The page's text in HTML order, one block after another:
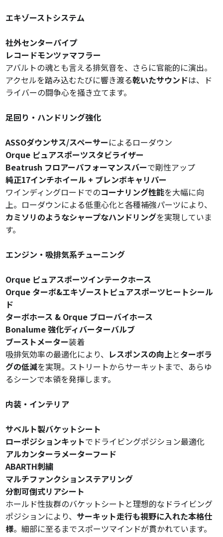
エキゾーストシステム
社外センターパイプ
レコードモンツァマフラー
アバルトの魂とも言える排気音を、さらに官能的に演出。
アクセルを踏み込むたびに響き渡る乾いたサウンドは、ド
ライバーの闘争心を掻き立てます。
足回り・ハンドリング強化
ASSOダウンサス/スペーサーによるローダウン
Orque ピュアスポーツスタビライザー
Beatrush フロアーパフォーマンスバーで剛性アップ
純正17インチホイール + ブレンボキャリパー
ワインディングロードでのコーナリング性能を大幅に向
上。ローダウンによる低重心化と各種補強パーツにより、
カミソリのようなシャープなハンドリングを実現していま
す。
エンジン・吸排気系チューニング
Orque ピュアスポーツインテークホース
Orque ターボ&エキゾーストピュアスポーツヒートシール
ド
ターボホース & Orque ブローバイホース
Bonalume 強化ディバーターバルブ
ブーストメーター装着
吸排気効率の最適化により、 レスポンスの向上とターボラ
グの低減を実現。ストリートからサーキットまで、あらゆ
るシーンで本領を発揮します。
内装・インテリア
サベルト製バケットシート
ローポジションキットでドライビングポジション最適化
アルカンターラメーターフード
ABARTH刺繍
マルチファンクションステアリング
分割可倒式リアシート
ホールド性抜群のバケットシートと理想的なドライビング
ポジションにより、 サーキット走行も視野に入れた本格仕
様。細部に至るまでスポーツマインドが貫かれています。